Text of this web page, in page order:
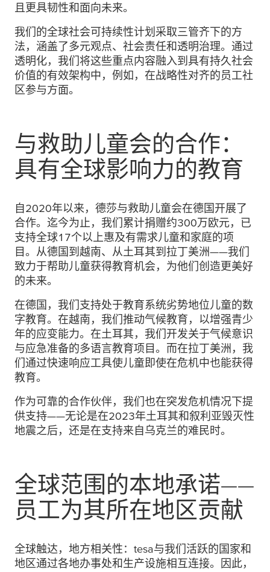
且更具韧性和面向未来。
我们的全球社会可持续性计划采取三管齐下的方
法，涵盖了多元观点、社会责任和透明治理。通过
透明化，我们将这些重点内容融入到具有持久社会
价值的有效架构中，例如，在战略性对齐的员工社
区参与方面。
与救助儿童会的合作：
具有全球影响力的教育
自2020年以来，德莎与救助儿童会在德国开展了
合作。迄今为止，我们累计捐赠约300万欧元，已
支持全球17个以上惠及有需求儿童和家庭的项
目。从德国到越南、从土耳其到拉丁美洲——我们
致力于帮助儿童获得教育机会，为他们创造更美好
的未来。
在德国，我们支持处于教育系统劣势地位儿童的数
字教育。在越南，我们推动气候教育，以增强青少
年的应变能力。在土耳其，我们开发关于气候意识
与应急准备的多语言教育项目。而在拉丁美洲，我
们通过快速响应工具使儿童即使在危机中也能获得
教育。
作为可靠的合作伙伴，我们也在突发危机情况下提
供支持——无论是在2023年土耳其和叙利亚毁灭性
地震之后，还是在支持来自乌克兰的难民时。
全球范围的本地承诺——
员工为其所在地区贡献
全球触达，地方相关性： tesa与我们活跃的国家和
地区通过各地办事处和生产设施相互连接。因此，